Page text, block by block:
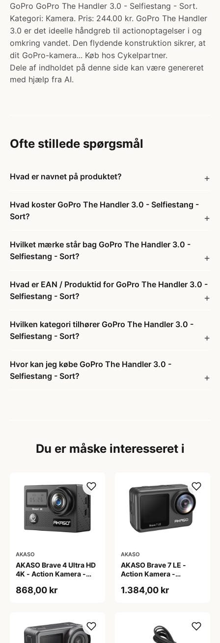
GoPro GoPro The Handler 3.0 - Selfiestang - Sort.
Kategori: Kamera. Pris: 244.00 kr. GoPro The Handler
3.0 er det ideelle håndgreb til actionoptagelser i og
omkring vandet. Den flydende konstruktion sikrer, at
dit GoPro-kamera... Køb hos Cykelpartner.
Dele af indholdet på denne side kan være genereret
med hjælp fra AI.
Ofte stillede spørgsmål
Hvad er navnet på produktet?
Hvad koster GoPro The Handler 3.0 - Selfiestang -
Sort?
Hvilket mærke står bag GoPro The Handler 3.0 -
Selfiestang - Sort?
Hvad er EAN / Produktid for GoPro The Handler 3.0 -
Selfiestang - Sort?
Hvilken kategori tilhører GoPro The Handler 3.0 -
Selfiestang - Sort?
Hvor kan jeg købe GoPro The Handler 3.0 -
Selfiestang - Sort?
Du er måske interesseret i
AKASO
AKASO Brave 4 Ultra HD
4K - Action Kamera -
868,00 kr
AKASO
AKASO Brave 7 LE -
Action Kamera -
Wandtæt
1.384,00 kr